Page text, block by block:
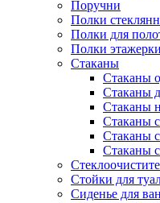
Поручни
Полки
Полки для
Полки
Стаканы
Стаканы
Стаканы
Стаканы
Стаканы
Стаканы
Стаканы
Стойки для
Сиденье для